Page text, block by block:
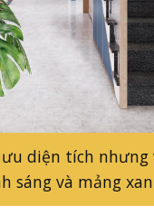
diện tích nhưng
sáng và mảng